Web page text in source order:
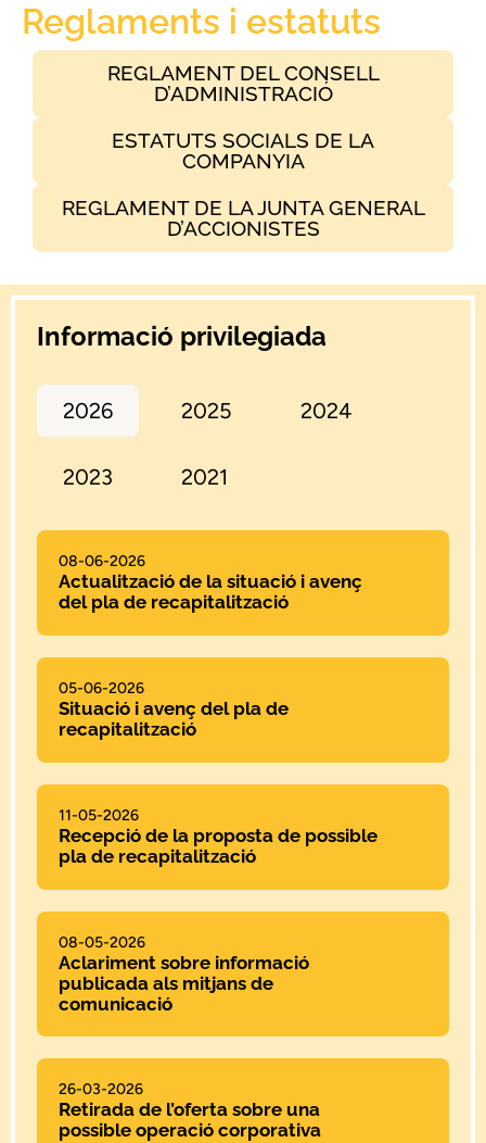
Reglaments i estatuts
REGLAMENT DEL CONSELL
D’ADMINISTRACIÓ
ESTATUTS SOCIALS DE LA
COMPANYIA
REGLAMENT DE LA JUNTA GENERAL
D’ACCIONISTES
Informació privilegiada
2026 2025 2024
2023 2021
08-06-2026
Actualització de la situació i avenç
del pla de recapitalització
05-06-2026
Situació i avenç del pla de
recapitalització
11-05-2026
Recepció de la proposta de possible
pla de recapitalització
08-05-2026
Aclariment sobre informació
publicada als mitjans de
comunicació
26-03-2026
Retirada de l’oferta sobre una
possible operació corporativa